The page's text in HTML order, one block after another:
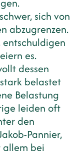
sich von
abzugrenzen.
es.
dessen
belastet
Belastung
leiden oft
den
Pannier,
allem bei